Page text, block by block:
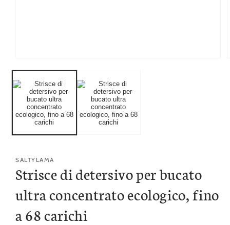
contenuti
1
finestra
modale
SALTYLAMA
Strisce di detersivo per bucato
ultra concentrato ecologico, fino
a 68 carichi